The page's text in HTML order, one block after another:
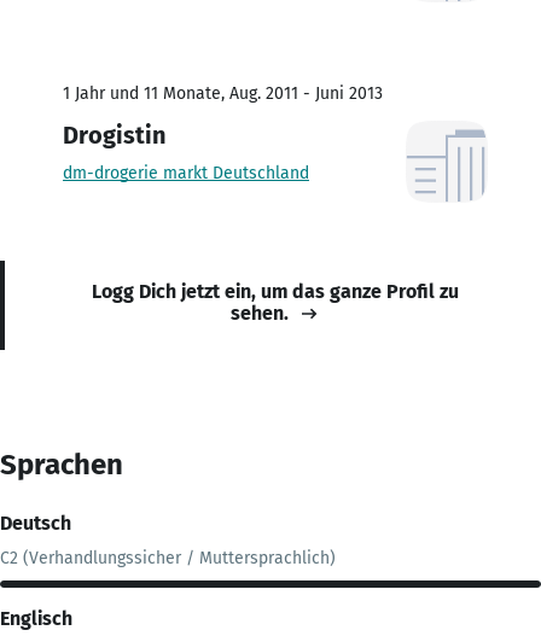
1 Jahr und 11 Monate, Aug. 2011 - Juni 2013
Drogistin
dm-drogerie markt Deutschland
Logg Dich jetzt ein, um das ganze Profil zu
sehen.
Sprachen
Deutsch
C2 (Verhandlungssicher / Muttersprachlich)
Englisch